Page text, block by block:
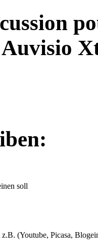
soll
(Youtube, Picasa,